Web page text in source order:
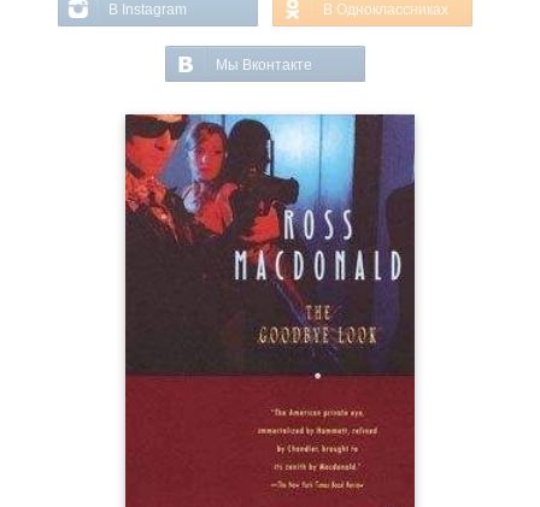
В Instagram В Одноклассниках
Мы Вконтакте